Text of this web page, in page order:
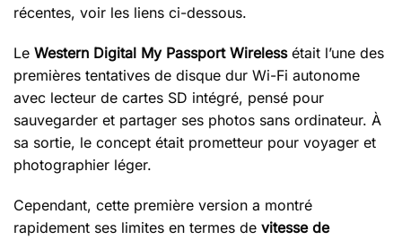
récentes, voir les liens ci-dessous.
Le Western Digital My Passport Wirelessétait l’une des
premières tentatives de disque dur Wi-Fi autonome
avec lecteur de cartes SD intégré, pensé pour
sauvegarder et partager ses photos sans ordinateur. À
sa sortie, le concept était prometteur pour voyager et
photographier léger.
Cependant, cette première version a montré
rapidement ses limites en termes de vitesse de